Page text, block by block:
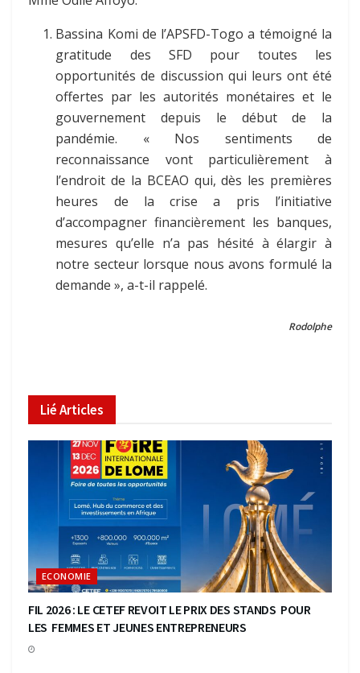
Bassina Komi de l’APSFD-Togo a témoigné la
gratitude des SFD pour toutes les
opportunités de discussion qui leurs ont été
offertes par les autorités monétaires et le
gouvernement depuis le début de la
pandémie. « Nos sentiments de
reconnaissance vont particulièrement à
l’endroit de la BCEAO qui, dès les premières
heures de la crise a pris l’initiative
d’accompagner financièrement les banques,
mesures qu’elle n’a pas hésité à élargir à
notre secteur lorsque nous avons formulé la
demande », a-t-il rappelé.
Rodolphe
LiéArticles
ECONOMIE
FIL 2026 : LE CETEF REVOIT LE PRIX DES STANDS POUR
LES FEMMES ET JEUNES ENTREPRENEURS